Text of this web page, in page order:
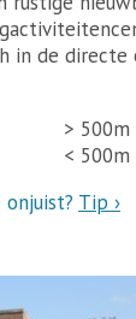
in de directe
> 500m
< 500m
Tip ›